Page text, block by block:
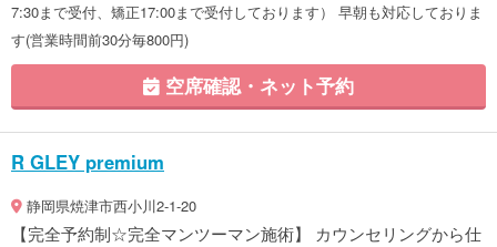
7:30まで受付、矯正17:00まで受付しております） 早朝も対応しておりま
す(営業時間前30分毎800円)
空席確認・ネット予約
R GLEY premium
静岡県焼津市西小川2-1-20
【完全予約制☆完全マンツーマン施術】 カウンセリングから仕